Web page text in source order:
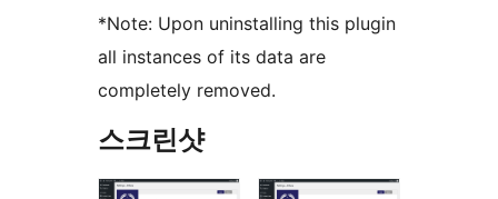
*Note: Upon uninstalling this plugin
all instances of its data are
completely removed.
스크린샷